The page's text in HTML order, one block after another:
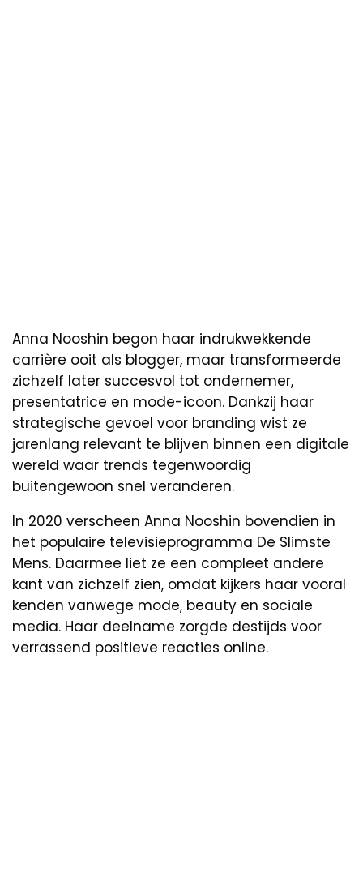
Anna Nooshin begon haar indrukwekkende
carrière ooit als blogger, maar transformeerde
zichzelf later succesvol tot ondernemer,
presentatrice en mode-icoon. Dankzij haar
strategische gevoel voor branding wist ze
jarenlang relevant te blijven binnen een digitale
wereld waar trends tegenwoordig
buitengewoon snel veranderen.
In 2020 verscheen Anna Nooshin bovendien in
het populaire televisieprogramma De Slimste
Mens. Daarmee liet ze een compleet andere
kant van zichzelf zien, omdat kijkers haar vooral
kenden vanwege mode, beauty en sociale
media. Haar deelname zorgde destijds voor
verrassend positieve reacties online.